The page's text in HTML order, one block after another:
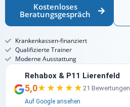
Kostenloses
Beratungsgespräch
Krankenkassen-finanziert
Qualifizierte Trainer
Moderne Ausstattung
Rehabox & P11 Lierenfeld
5,0★★★★★
★★★★★ 21 Bewertungen
Auf Google ansehen